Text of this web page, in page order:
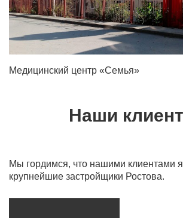
Медицинский центр «Семья»
Наши
Мы гордимся, что нашими клиентами
крупнейшие застройщики Ростова.